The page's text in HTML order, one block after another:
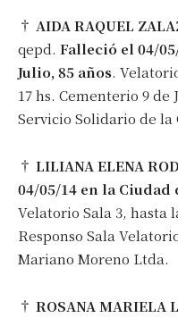
† AIDA RAQUEL
qepd. Falleció el 04/
Julio, 85 años.
17 hs. Cementerio 9 de
Servicio Solidario de la
† LILIANA ELENA
04/05/14 en la Ciudad
Velatorio Sala 3, hasta
Responso Sala
Mariano Moreno Ltda.
† ROSANA MARIELA